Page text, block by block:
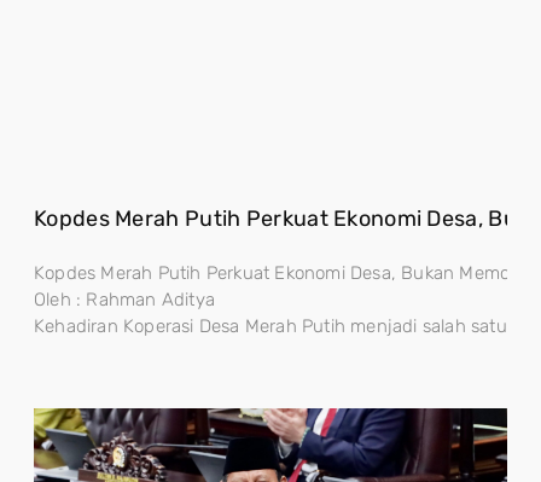
Kopdes Merah Putih Perkuat Ekonomi Desa,
Kopdes Merah Putih Perkuat Ekonomi Desa, Bukan
Oleh : Rahman Aditya
Kehadiran Koperasi Desa Merah Putih menjadi salah satu